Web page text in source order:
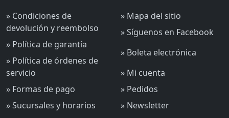
» Condiciones de
devolución y reembolso
» Política de garantía
» Política de órdenes de
servicio
» Formas de pago
» Sucursales y horarios
» Mapa del sitio
» Síguenos en Facebook
» Boleta electrónica
» Mi cuenta
» Pedidos
» Newsletter